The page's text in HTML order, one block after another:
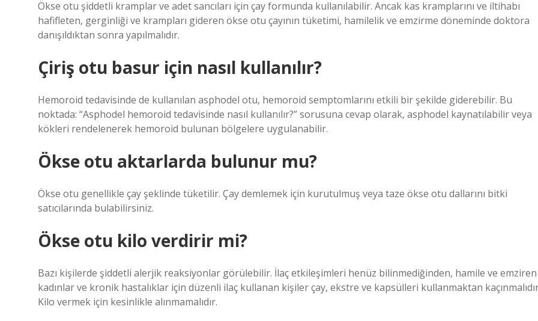
Ökse otu şiddetli kramplar ve adet sancıları için çay formunda kullanılabilir. Ancak kas kramplarını ve iltihabı
hafifleten, gerginliği ve krampları gideren ökse otu çayının tüketimi, hamilelik ve emzirme döneminde doktora
danışıldıktan sonra yapılmalıdır.
Çiriş otu basur için nasıl kullanılır?
Hemoroid tedavisinde de kullanılan asphodel otu, hemoroid semptomlarını etkili bir şekilde giderebilir. Bu
noktada: “Asphodel hemoroid tedavisinde nasıl kullanılır?” sorusuna cevap olarak, asphodel kaynatılabilir veya
kökleri rendelenerek hemoroid bulunan bölgelere uygulanabilir.
Ökse otu aktarlarda bulunur mu?
Ökse otu genellikle çay şeklinde tüketilir. Çay demlemek için kurutulmuş veya taze ökse otu dallarını bitki
satıcılarında bulabilirsiniz.
Ökse otu kilo verdirir mi?
Bazı kişilerde şiddetli alerjik reaksiyonlar görülebilir. İlaç etkileşimleri henüz bilinmediğinden, hamile ve emziren
kadınlar ve kronik hastalıklar için düzenli ilaç kullanan kişiler çay, ekstre ve kapsülleri kullanmaktan
Kilo vermek için kesinlikle alınmamalıdır.